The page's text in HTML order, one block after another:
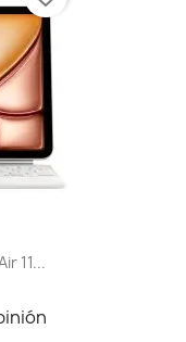
11...